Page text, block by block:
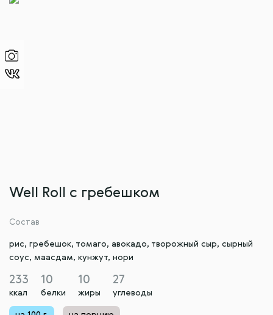
Well Roll с гребешком
Состав
рис, гребешок, томаго, авокадо, творожный сыр, сырный
соус, маасдам, кунжут, нори
233
ккал
10
белки
10
жиры
27
углеводы